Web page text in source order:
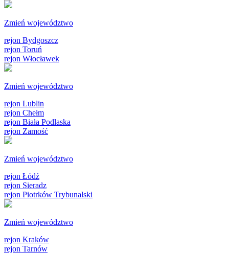
Zmień województwo
rejon Bydgoszcz
rejon Toruń
rejon Włocławek
Zmień województwo
rejon Lublin
rejon Chełm
rejon Biała Podlaska
rejon Zamość
Zmień województwo
rejon Łódź
rejon Sieradz
rejon Piotrków Trybunalski
Zmień województwo
rejon Kraków
rejon Tarnów